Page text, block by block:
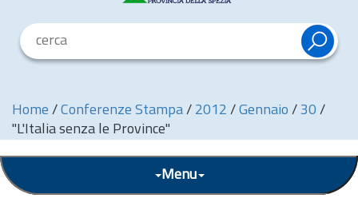
Home / Conferenze Stampa / 2012 / Gennaio / 30 /
"L'Italia senza le Province"
Menu